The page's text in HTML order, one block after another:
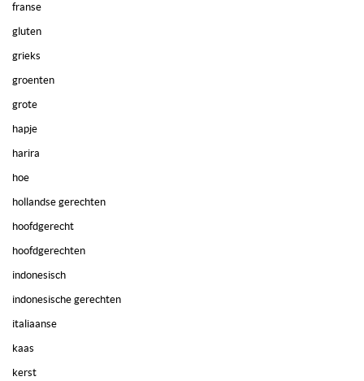
franse
gluten
grieks
groenten
grote
hapje
harira
hoe
hollandse gerechten
hoofdgerecht
hoofdgerechten
indonesisch
indonesische gerechten
italiaanse
kaas
kerst